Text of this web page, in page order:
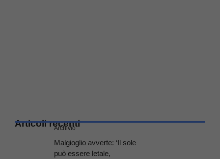
Articoli recenti
Archivio
Malgioglio avverte: ‘Il sole
può essere letale,